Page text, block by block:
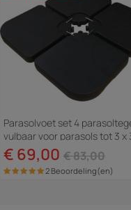
Parasolvoet set 4
vulbaar voor parasols tot 3 x
52 liter - Zwart
€ 69,00 € 83,00
2 Beoordeling(en)